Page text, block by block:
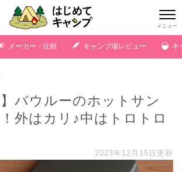
メーカー・比較 キャンプ場レビュー キ
】バウルーのホットサン
外はカリ♪中はトロトロ
2023年12月15日更新